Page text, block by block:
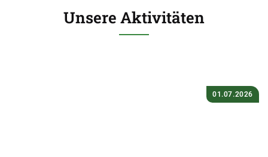
Unsere Aktivitäten
01.07.2026